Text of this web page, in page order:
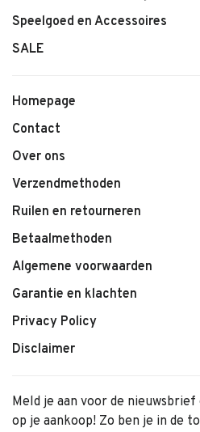
Speelgoed en Accessoires
SALE
Homepage
Contact
Over ons
Verzendmethoden
Ruilen en retourneren
Betaalmethoden
Algemene voorwaarden
Garantie en klachten
Privacy Policy
Disclaimer
Meld je aan voor de
op je aankoop! Zo ben je in de